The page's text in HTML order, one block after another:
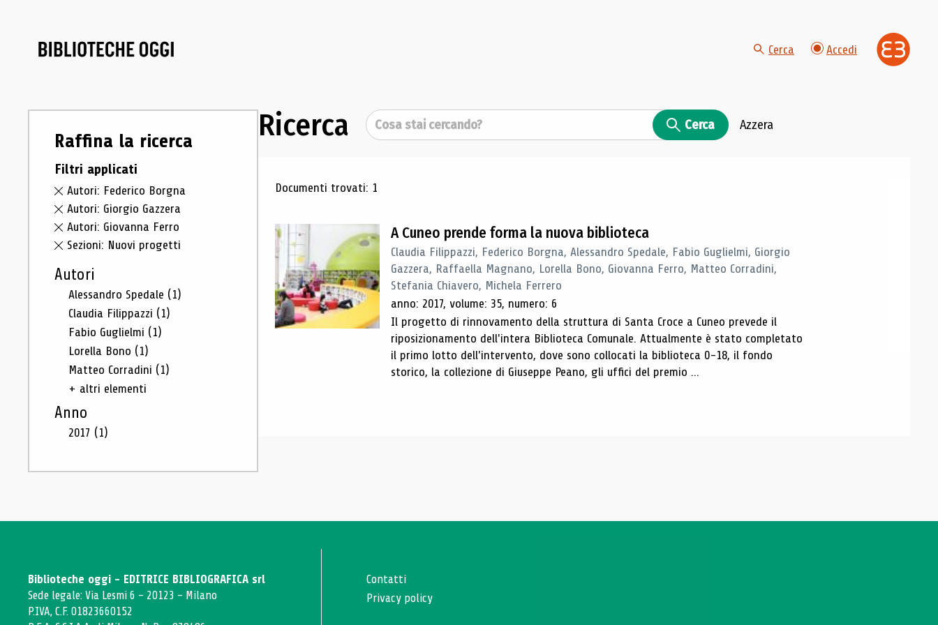
Cerca Accedi
Raffina la ricerca
Filtri applicati
Autori: Federico Borgna
Autori: Giorgio Gazzera
Autori: Giovanna Ferro
Sezioni: Nuovi progetti
Autori
Alessandro Spedale (1)
Claudia Filippazzi (1)
Fabio Guglielmi (1)
Lorella Bono (1)
Matteo Corradini (1)
+ altri elementi
Anno
2017 (1)
Ricerca Cerca Cerca Azzera
Risultati di ricerca
Documenti trovati: 1
A Cuneo prende forma la nuova biblioteca
Claudia Filippazzi, Federico Borgna, Alessandro Spedale, Fabio Guglielmi, Giorgio
Gazzera, Raffaella Magnano, Lorella Bono, Giovanna Ferro, Matteo Corradini,
Stefania Chiavero, Michela Ferrero
anno: 2017, volume: 35, numero: 6
Il progetto di rinnovamento della struttura di Santa Croce a Cuneo prevede il
riposizionamento dell'intera Biblioteca Comunale. Attualmente è stato completato
il primo lotto dell'intervento, dove sono collocati la biblioteca 0-18, il fondo
storico, la collezione di Giuseppe Peano, gli uffici del premio ...
Biblioteche oggi - EDITRICE BIBLIOGRAFICA srl
Sede legale: Via Lesmi 6 - 20123 - Milano
P.IVA, C.F. 01823660152
Contatti
Privacy policy